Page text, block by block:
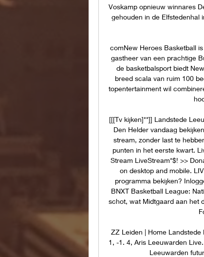
Voskamp opnieuw winnares
gehouden in de Elfstedenhal
comNew Heroes Basketball
gastheer van een prachtige
de basketbalsport biedt
breed scala van ruim 100
topentertainment wil
[[[Tv kijken]**]] Landstede
Den Helder vandaag
stream, zonder last te
punten in het eerste kwart.
Stream LiveStream*$! >>
on desktop and mobile.
programma bekijken?
BNXT Basketball League:
schot, wat Midtgaard aan het
ZZ Leiden | Home
1, -1. 4, Aris Leeuwarden
Leeuwarden